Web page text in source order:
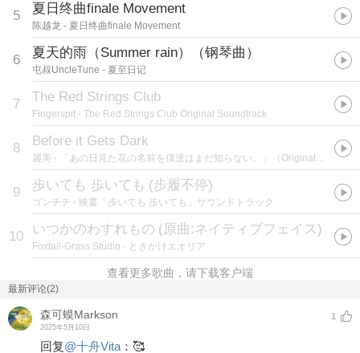
5 夏日终曲finale Movement
陈越龙 - 夏日终曲finale Movement
6 夏天的雨（Summer rain）（钢琴曲）
屯叔UncleTune - 夏至日记
7 The Red Strings Club
Fingerspit - The Red Strings Club Original Soundtrack
8 Before it Gets Dark
麗美 - 「あの日見た花の名前を僕達はまだ知らない。」（Original Soundtrack）
9 歩いても 歩いても (步履不停)
ゴンチチ - 映畫「歩いても 歩いても」サウンドトラック
10 いつかのわすれもの (原曲:ネイティブフェイス)
Foxtail-Grass Studio - ときかけエオリア
查看更多歌曲，请下载客户端
最新评论(2)
森可蟆Markson
2025年5月10日
1
回复@十舟Vita ： 🥰